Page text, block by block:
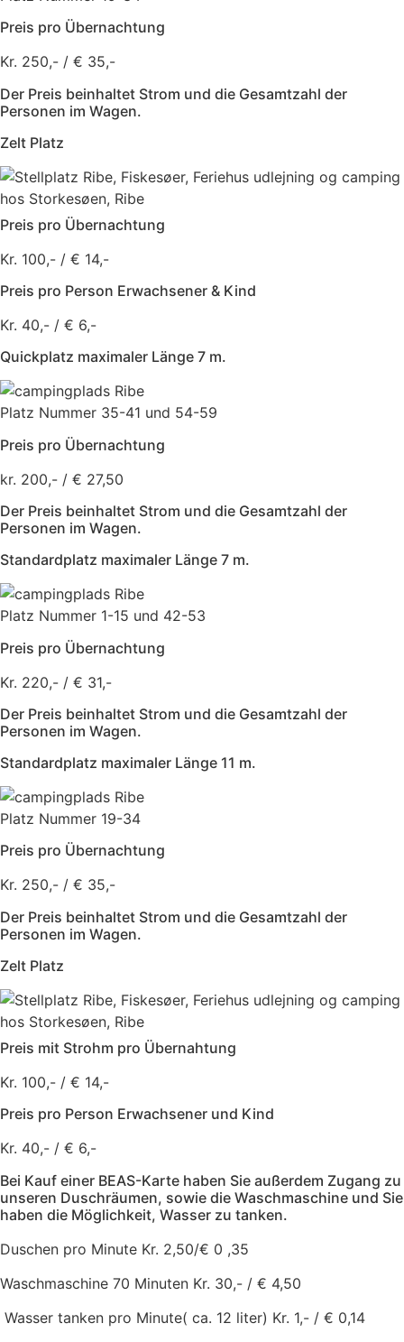
Preis pro Übernachtung
Kr. 250,- / € 35,-
Der Preis beinhaltet Strom und die Gesamtzahl der
Personen im Wagen.
Zelt Platz
Preis pro Übernachtung
Kr. 100,- / € 14,-
Preis pro Person Erwachsener & Kind
Kr. 40,- / € 6,-
Quickplatz maximaler Länge 7 m.
Platz Nummer 35-41 und 54-59
Preis pro Übernachtung
kr. 200,- / € 27,50
Der Preis beinhaltet Strom und die Gesamtzahl der
Personen im Wagen.
Standardplatz maximaler Länge 7 m.
Platz Nummer 1-15 und 42-53
Preis pro Übernachtung
Kr. 220,- / € 31,-
Der Preis beinhaltet Strom und die Gesamtzahl der
Personen im Wagen.
Standardplatz maximaler Länge 11 m.
Platz Nummer 19-34
Preis pro Übernachtung
Kr. 250,- / € 35,-
Der Preis beinhaltet Strom und die Gesamtzahl der
Personen im Wagen.
Zelt Platz
Preis mit Strohm pro Übernahtung
Kr. 100,- / € 14,-
Preis pro Person Erwachsener und Kind
Kr. 40,- / € 6,-
Bei Kauf einer BEAS-Karte haben Sie außerdem Zugang zu
unseren Duschräumen, sowie die Waschmaschine und Sie
haben die Möglichkeit, Wasser zu tanken.
Duschen pro Minute Kr. 2,50/€ 0 ,35
Waschmaschine 70 Minuten Kr. 30,- / € 4,50
Wasser tanken pro Minute( ca. 12 liter) Kr. 1,- / € 0,14